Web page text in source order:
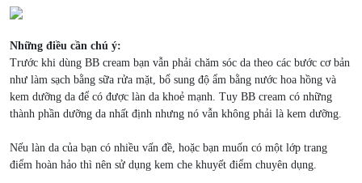
Những điều cần chú ý:
Trước khi dùng BB cream bạn vẫn phải chăm sóc da theo các bước cơ bản
như làm sạch bằng sữa rửa mặt, bổ sung độ ẩm bằng nước hoa hồng và
kem dưỡng da để có được làn da khoẻ mạnh. Tuy BB cream có những
thành phần dưỡng da nhất định nhưng nó vẫn không phải là kem dưỡng.
Nếu làn da của bạn có nhiều vấn đề, hoặc bạn muốn có một lớp trang
điểm hoàn hảo thì nên sử dụng kem che khuyết điểm chuyên dụng.